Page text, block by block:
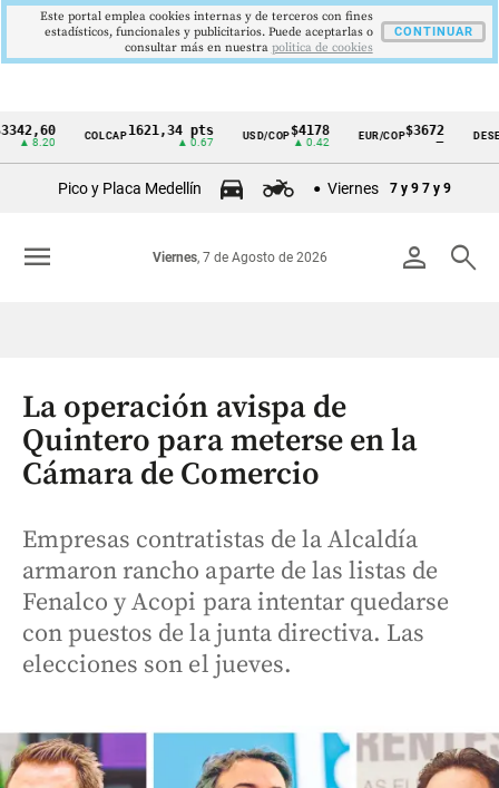
Cintillo
Colombia
COLCAP1621,34 pts USD/COP$4178
▲ 0.42
EUR/COP$3672
—
Pico y Placa Medellín Viernes 7 y 9 7 y 9
person search
Viernes, 7 de Agosto de 2026
menu
La operación avispa de
Quintero para meterse en la
Cámara de Comercio
Empresas contratistas de la Alcaldía
armaron rancho aparte de las listas de
Fenalco y Acopi para intentar quedarse
con puestos de la junta directiva. Las
elecciones son el jueves.
Este portal emplea cookies internas y de terceros con fines
estadísticos, funcionales y publicitarios. Puede aceptarlas o
consultar más en nuestra politica de cookies
CONTINUAR